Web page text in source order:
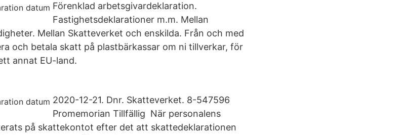
Förenklad arbetsgivardeklaration.
Fastighetsdeklarationer m.m. Mellan
Mellan Skatteverket och enskilda. Från och med
och betala skatt på plastbärkassar om ni tillverkar, för
annat EU-land.
2020-12-21. Dnr. Skatteverket. 8-547596
Promemorian Tillfällig När personalens
på skattekontot efter det att skattedeklarationen